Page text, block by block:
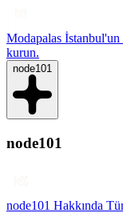
Modapalas İstanbul'un
kurun.
node101
node101
node101 Hakkında